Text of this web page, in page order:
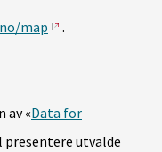
map .
av «Data for
presentere utvalde